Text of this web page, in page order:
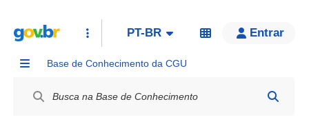
PT-BR Entrar
Base de Conhecimento da CGU